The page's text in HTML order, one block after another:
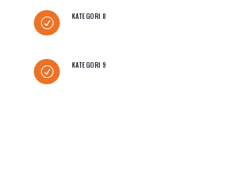
R
KATEGORI 8
R
KATEGORI 9